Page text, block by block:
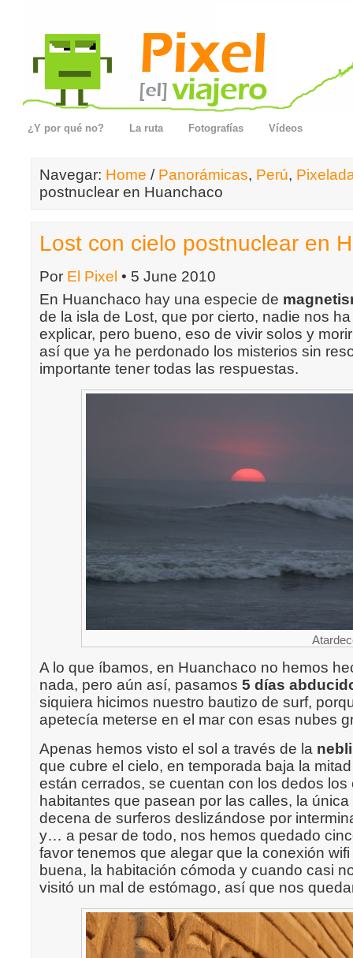
¿Y por qué no? La ruta Fotografías Vídeos
Navegar: Home / Panorámicas, Perú,
postnuclear en Huanchaco
Lost con cielo postnuclear en
Por El Pixel • 5 June 2010
En Huanchaco hay una especie de
de la isla de Lost, que por cierto, nadie nos
explicar, pero bueno, eso de vivir solos y
así que ya he perdonado los misterios sin
importante tener todas las respuestas.
A lo que íbamos, en Huanchaco no hemos
nada, pero aún así, pasamos 5 días
siquiera hicimos nuestro bautizo de surf,
apetecía meterse en el mar con esas nubes
Apenas hemos visto el sol a través de la
que cubre el cielo, en temporada baja la
están cerrados, se cuentan con los dedos
habitantes que pasean por las calles, la
decena de surferos deslizándose por
y… a pesar de todo, nos hemos quedado
favor tenemos que alegar que la conexión
buena, la habitación cómoda y cuando casi
visitó un mal de estómago, así que nos